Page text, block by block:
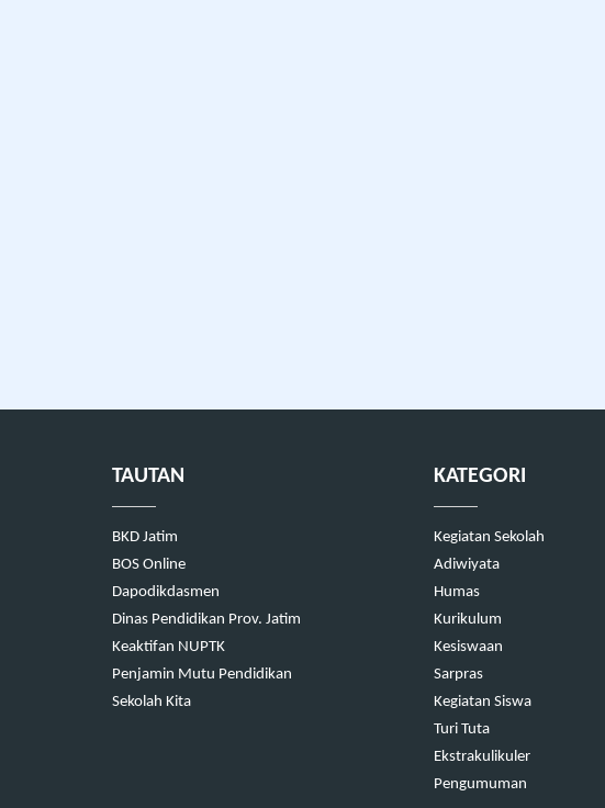
TAUTAN
BKD Jatim
BOS Online
Dapodikdasmen
Dinas Pendidikan Prov. Jatim
Keaktifan NUPTK
Penjamin Mutu Pendidikan
Sekolah Kita
KATEGORI
Kegiatan Sekolah
Adiwiyata
Humas
Kurikulum
Kesiswaan
Sarpras
Kegiatan Siswa
Turi Tuta
Ekstrakulikuler
Pengumuman